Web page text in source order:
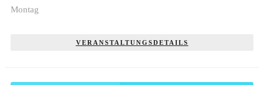
Montag
VERANSTALTUNGSDETAILS